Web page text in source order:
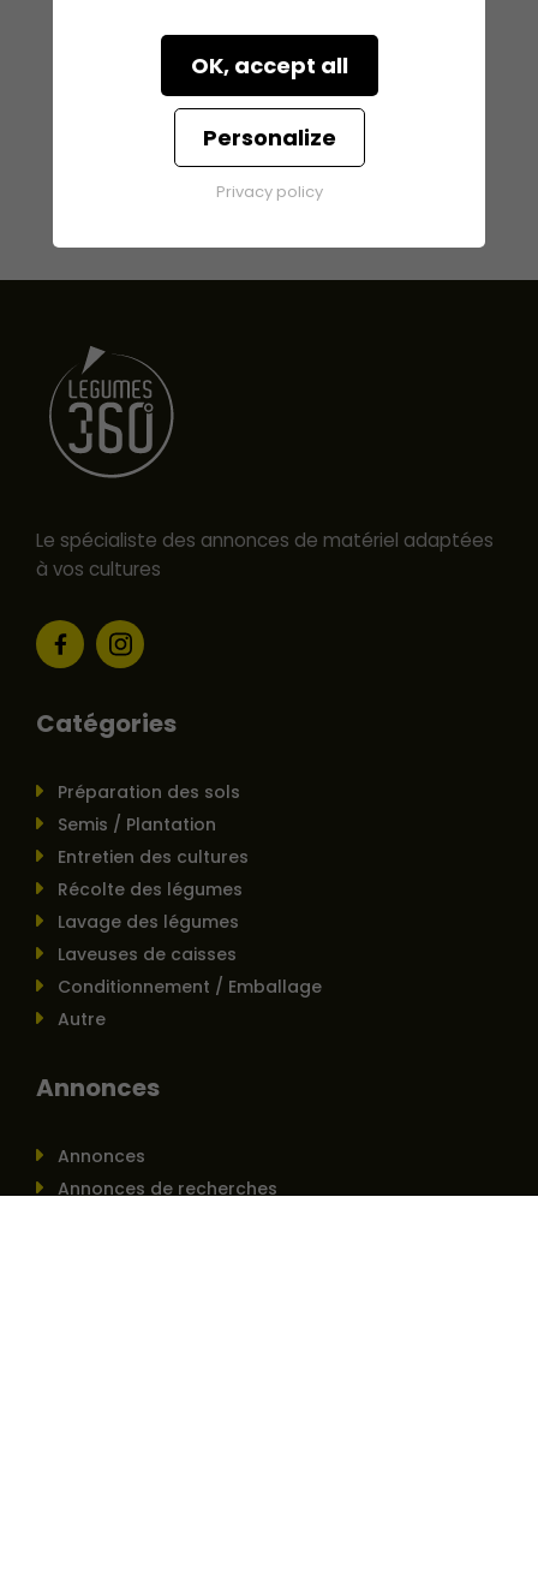
Le spécialiste des annonces de matériel adaptées
à vos cultures
Catégories
Préparation des sols
Semis / Plantation
Entretien des cultures
Récolte des légumes
Lavage des légumes
Laveuses de caisses
Conditionnement / Emballage
Autre
Annonces
Annonces
Annonces de recherches
OK, accept all
Personalize
Privacy policy